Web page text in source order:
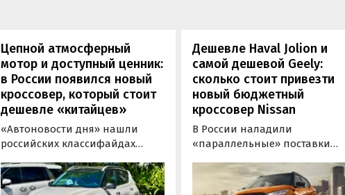
Цепной атмосферный
мотор и доступный ценник:
в России появился новый
кроссовер, который стоит
дешевле «китайцев»
«Автоновости дня» нашли
российских классифайдах
поставке нового Kia Sonet. Это
кроссовер компактнее Seltos, а
Дешевле Haval Jolion и
самой дешевой Geely:
сколько стоит привезти
новый бюджетный
кроссовер Nissan
В России наладили
«параллельные» поставки
Nissan Kicks, которые
официально продаются в